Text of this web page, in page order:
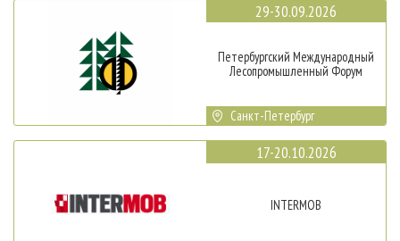
29-30.09.2026
Петербургский Международный
Лесопромышленный Форум
Санкт-Петербург
17-20.10.2026
INTERMOB